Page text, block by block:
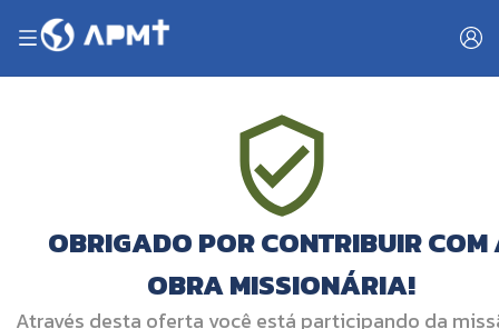
OBRIGADO POR CONTRIBUIR COM
OBRA MISSIONÁRIA!
Através desta oferta você está participando da